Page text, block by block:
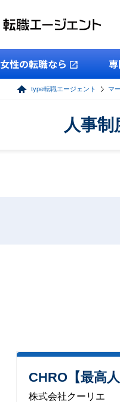
女性の転職なら
type転職エージェント マ
人事
CHRO【最高
株式会社クーリエ